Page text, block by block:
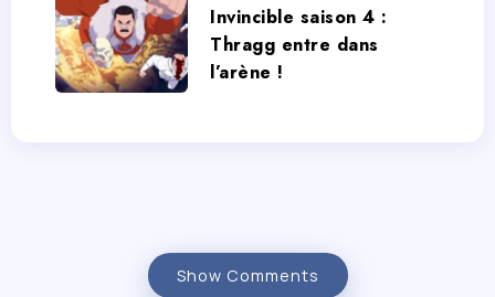
Invincible saison 4 :
Thragg entre dans
l’arène !
Show Comments